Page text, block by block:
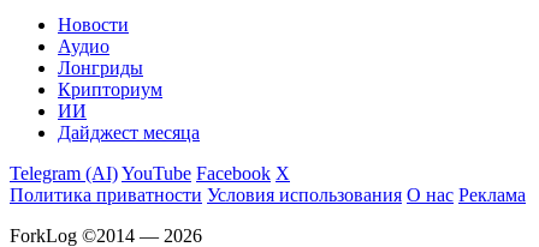
Новости
Аудио
Лонгриды
Крипториум
ИИ
Дайджест месяца
Telegram (AI)YouTube Facebook X
Политика приватности Условия использования О нас Реклама
ForkLog ©2014 — 2026